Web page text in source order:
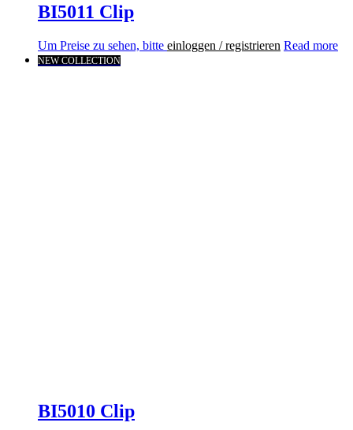
BI5011 Clip
Um Preise zu sehen, bitte einloggen / registrieren Read more
NEW COLLECTION
BI5010 Clip